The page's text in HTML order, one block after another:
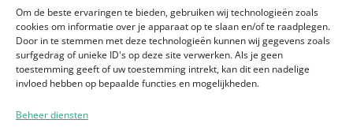
Om de beste ervaringen te bieden, gebruiken wij technologieën zoals
cookies om informatie over je apparaat op te slaan en/of te raadplegen.
Door in te stemmen met deze technologieën kunnen wij gegevens zoals
surfgedrag of unieke ID's op deze site verwerken. Als je geen
toestemming geeft of uw toestemming intrekt, kan dit een nadelige
invloed hebben op bepaalde functies en mogelijkheden.
Beheer diensten
KLIK HIER OM MEER TE WETEN OVER DE
DIENSTEN VAN BPACT